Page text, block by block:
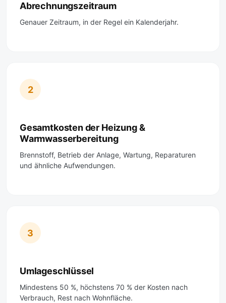
Abrechnungszeitraum
Genauer Zeitraum, in der Regel ein Kalenderjahr.
2
Gesamtkosten der Heizung &
Warmwasserbereitung
Brennstoff, Betrieb der Anlage, Wartung, Reparaturen
und ähnliche Aufwendungen.
3
Umlageschlüssel
Mindestens 50 %, höchstens 70 % der Kosten nach
Verbrauch, Rest nach Wohnfläche.